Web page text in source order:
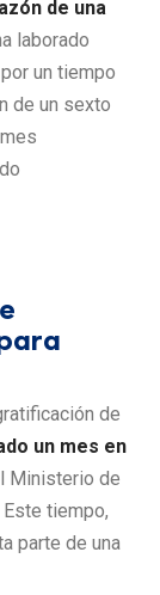
de una
laborado
un tiempo
de un sexto
de
un mes en
Ministerio de
tiempo,
parte de una